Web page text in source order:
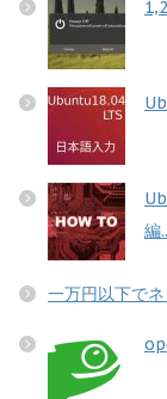
編
一万円以下で